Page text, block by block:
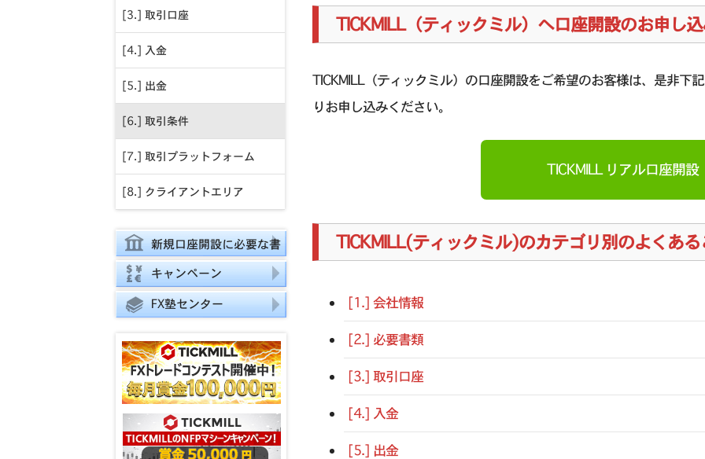
[3.] 取引口座
[4.] 入金
[5.] 出金
[6.] 取引条件
[7.] 取引プラットフォーム
[8.] クライアントエリア
新規口座開設に必要な書
類
キャンペーン
FX塾センター
TICKMILL（ティックミル）へ口座開設のお申し
TICKMILL（ティックミル）の口座開設をご希望のお客様は、是非下
りお申し込みください。
TICKMILL リアル口座開設
TICKMILL(ティックミル)のカテゴリ別のよくあ
[1.] 会社情報
[2.] 必要書類
[3.] 取引口座
[4.] 入金
[5.] 出金